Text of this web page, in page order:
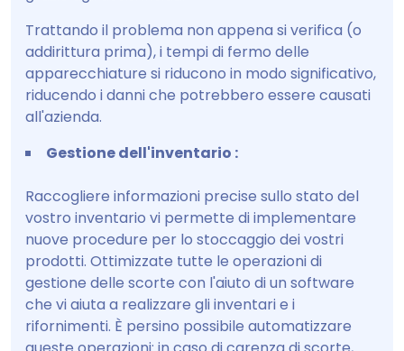
Trattando il problema non appena si verifica (o
addirittura prima), i tempi di fermo delle
apparecchiature si riducono in modo significativo,
riducendo i danni che potrebbero essere causati
all'azienda.
Gestione dell'inventario :
Raccogliere informazioni precise sullo stato del
vostro inventario vi permette di implementare
nuove procedure per lo stoccaggio dei vostri
prodotti. Ottimizzate tutte le operazioni di
gestione delle scorte con l'aiuto di un software
che vi aiuta a realizzare gli inventari e i
rifornimenti. È persino possibile automatizzare